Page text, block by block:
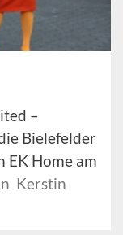
–
Bielefelder
EK Home am
Kerstin